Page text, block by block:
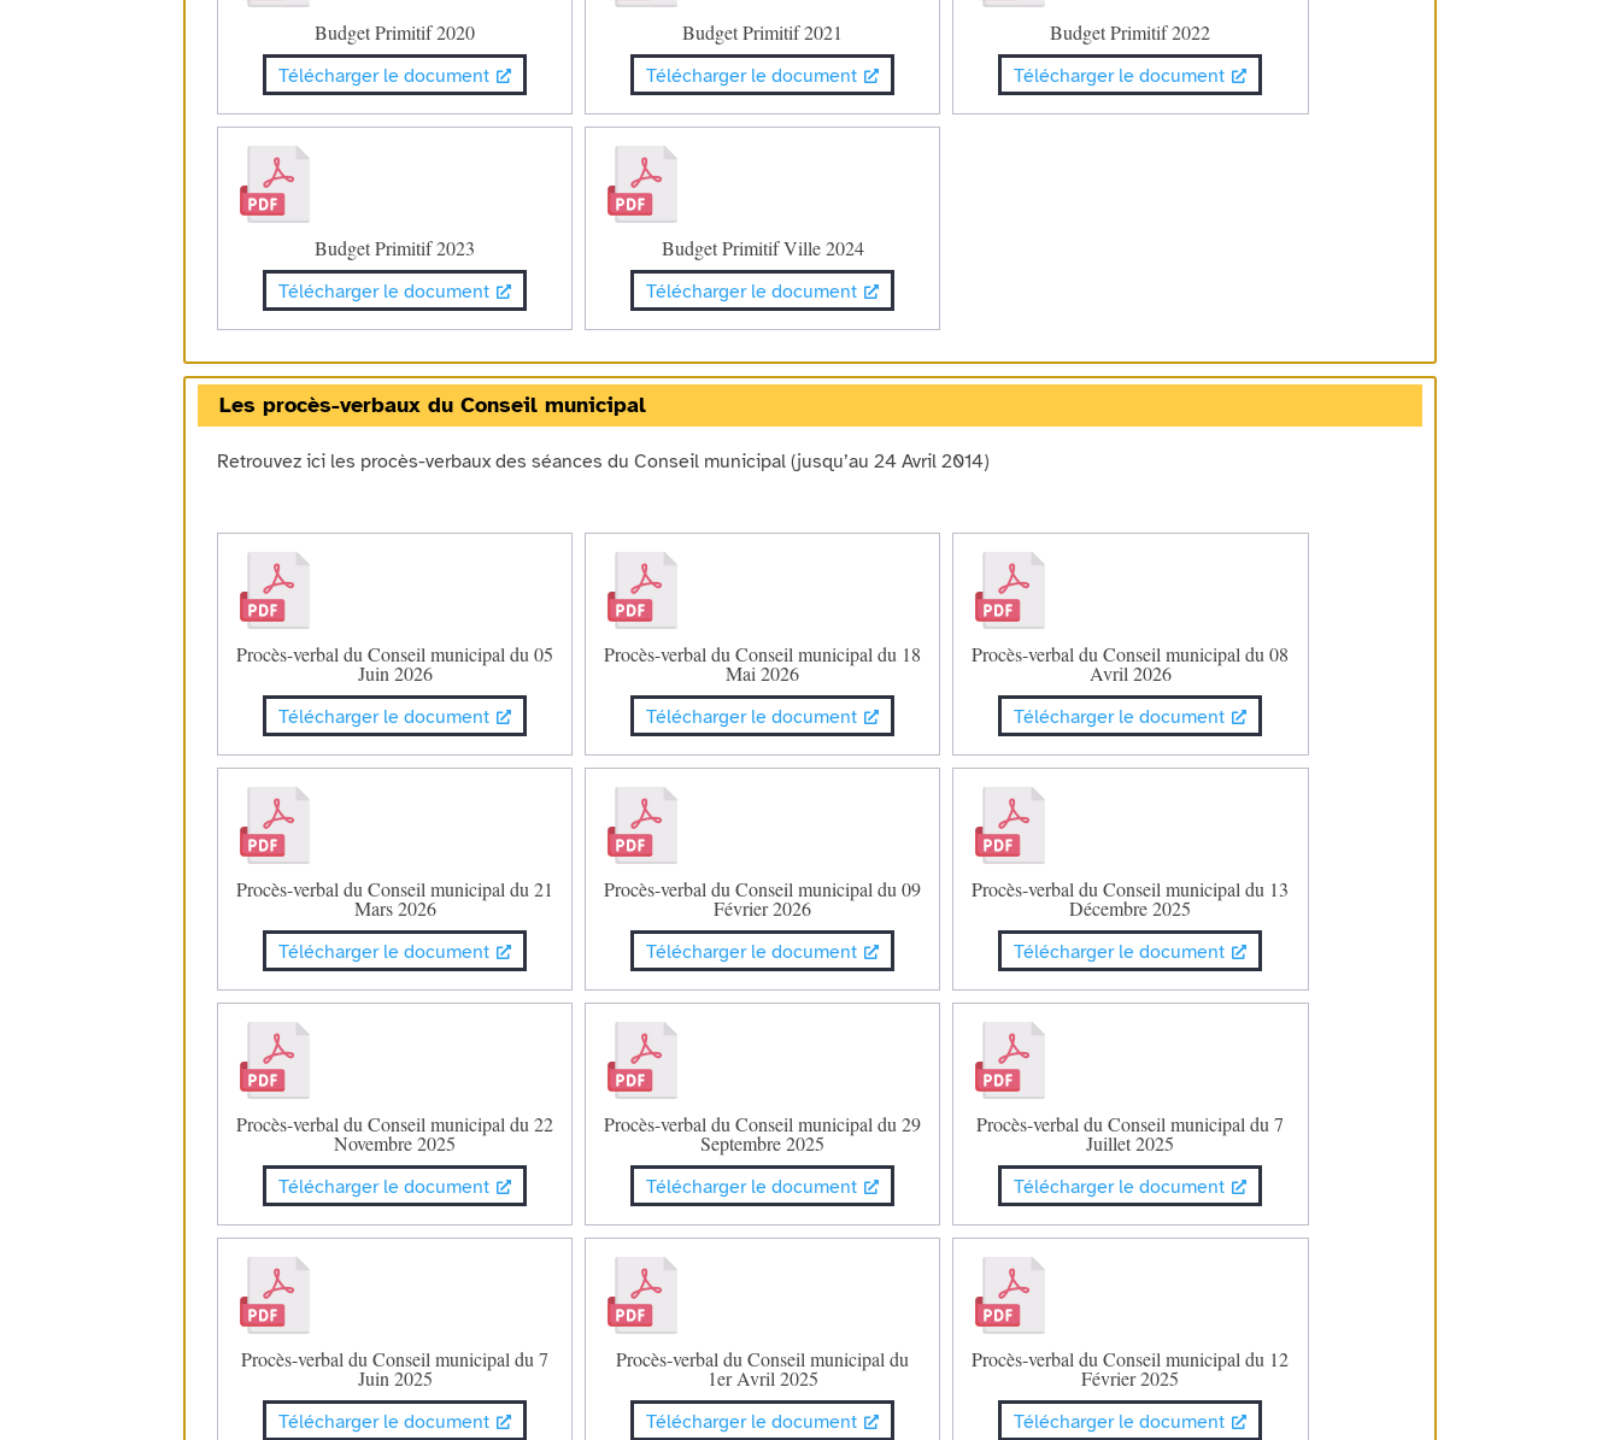
Budget Primitif 2020
Télécharger le document
Budget Primitif 2021
Télécharger le document
Budget Primitif 2022
Télécharger le document
Budget Primitif 2023
Télécharger le document
Budget Primitif Ville 2024
Télécharger le document
Les procès-verbaux du Conseil municipal
Retrouvez ici les procès-verbaux des séances du Conseil municipal (jusqu’au 24 Avril 2014)
Procès-verbal du Conseil municipal du 05
Juin 2026
Télécharger le document
Procès-verbal du Conseil municipal du 18
Mai 2026
Télécharger le document
Procès-verbal du Conseil municipal du 08
Avril 2026
Télécharger le document
Procès-verbal du Conseil municipal du 21
Mars 2026
Télécharger le document
Procès-verbal du Conseil municipal du 09
Février 2026
Télécharger le document
Procès-verbal du Conseil municipal du 13
Décembre 2025
Télécharger le document
Procès-verbal du Conseil municipal du 22
Novembre 2025
Télécharger le document
Procès-verbal du Conseil municipal du 29
Septembre 2025
Télécharger le document
Procès-verbal du Conseil municipal du 7
Juillet 2025
Télécharger le document
Procès-verbal du Conseil municipal du 7
Juin 2025
Télécharger le document
Procès-verbal du Conseil municipal du
1er Avril 2025
Télécharger le document
Procès-verbal du Conseil municipal du 12
Février 2025
Télécharger le document